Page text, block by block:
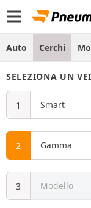
Auto Cerchi
SELEZIONA UN